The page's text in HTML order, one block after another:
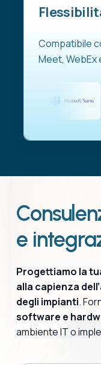
Compatibile
Meet, WebEx
e
Progettiamo la
alla capienza
degli impianti.
software e
ambiente IT o